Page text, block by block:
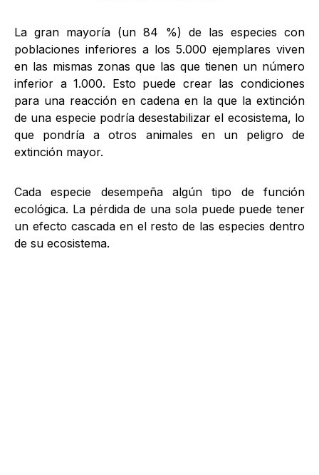
La gran mayoría (un 84 %) de las especies con
poblaciones inferiores a los 5.000 ejemplares viven
en las mismas zonas que las que tienen un número
inferior a 1.000. Esto puede crear las condiciones
para una reacción en cadena en la que la extinción
de una especie podría desestabilizar el ecosistema, lo
que pondría a otros animales en un peligro de
extinción mayor.
Cada especie desempeña algún tipo de función
ecológica. La pérdida de una sola puede puede tener
un efecto cascada en el resto de las especies dentro
de su ecosistema.